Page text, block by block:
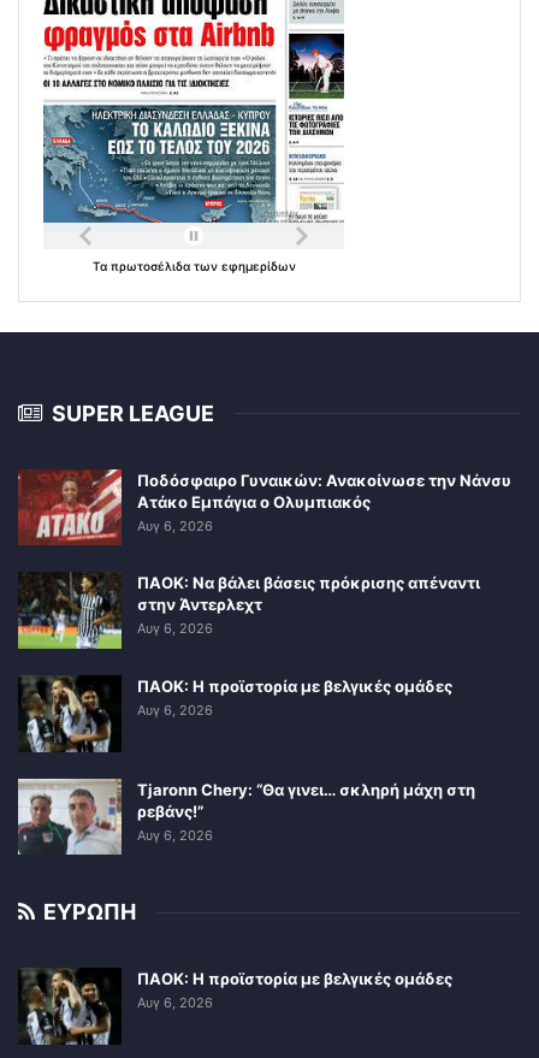
Τα πρωτοσέλιδα των εφημερίδων
SUPER LEAGUE
Ποδόσφαιρο Γυναικών: Ανακοίνωσε την Νάνσυ
Ατάκο Εμπάγια ο Ολυμπιακός
Αυγ 6, 2026
ΠΑΟΚ: Να βάλει βάσεις πρόκρισης απέναντι
στην Άντερλεχτ
Αυγ 6, 2026
ΠΑΟΚ: Η προϊστορία με βελγικές ομάδες
Αυγ 6, 2026
Tjaronn Chery: “Θα γινει… σκληρή μάχη στη
ρεβάνς!”
Αυγ 6, 2026
ΕΥΡΩΠΗ
ΠΑΟΚ: Η προϊστορία με βελγικές ομάδες
Αυγ 6, 2026